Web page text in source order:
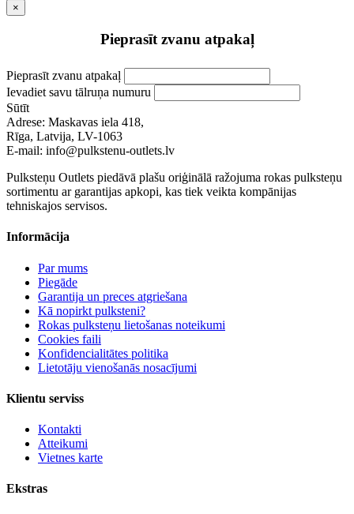
×
Pieprasīt zvanu atpakaļ
Pieprasīt zvanu atpakaļ
Ievadiet savu tālruņa numuru
Sūtīt
Adrese: Maskavas iela 418,
Rīga, Latvija, LV-1063
E-mail: info@pulkstenu-outlets.lv
Pulksteņu Outlets piedāvā plašu oriģinālā ražojuma rokas pulksteņu
sortimentu ar garantijas apkopi, kas tiek veikta kompānijas
tehniskajos servisos.
Informācija
Par mums
Piegāde
Garantija un preces atgriešana
Kā nopirkt pulksteni?
Rokas pulksteņu lietošanas noteikumi
Cookies faili
Konfidencialitātes politika
Lietotāju vienošanās nosacījumi
Klientu serviss
Kontakti
Atteikumi
Vietnes karte
Ekstras